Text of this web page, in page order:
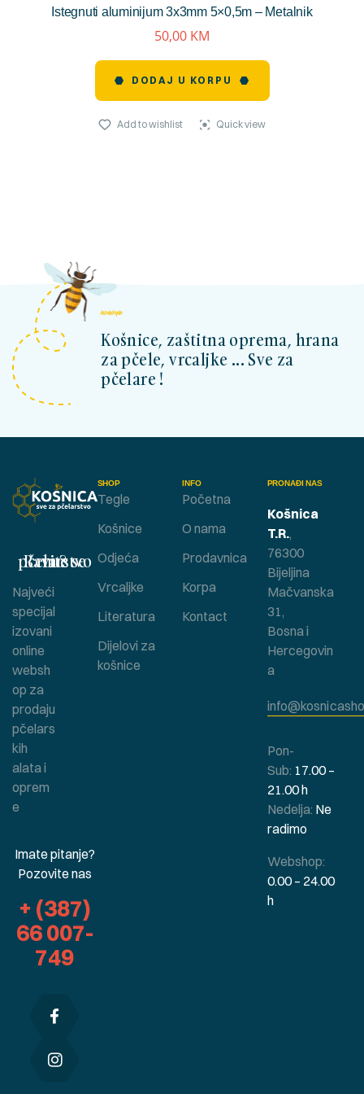
Istegnuti aluminijum 3x3mm 5×0,5m – Metalnik
reviews)
50,00 KM
DODAJ U KORPU
Add to wishlist Quick view
kosnicashop.ba
Košnice, zaštitna oprema, hrana
za pčele, vrcaljke ... Sve za
pčelare !
SHOP
Tegle
Košnice
Odjeća
Vrcaljke
Literatura
Dijelovi za
košnice
INFO
Početna
O nama
Prodavnica
Korpa
Kontact
Bavite se pčelarstvom ?
Najveći
specijal
izovani
online
websh
op za
prodaju
pčelars
kih
alata i
oprem
e
Imate pitanje?
Pozovite nas
+ (387)
66 007-
749
PRONAĐI NAS
Košnica
T.R.,
76300
Bijeljina
Mačvanska
31,
Bosna i
Hercegovin
a
Pon-
Sub: 17.00 –
21.00 h
Nedelja: Ne
radimo
Webshop:
0.00 – 24.00
h